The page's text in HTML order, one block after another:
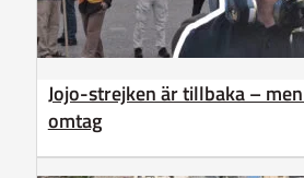
Jojo-strejken är tillbaka –
omtag